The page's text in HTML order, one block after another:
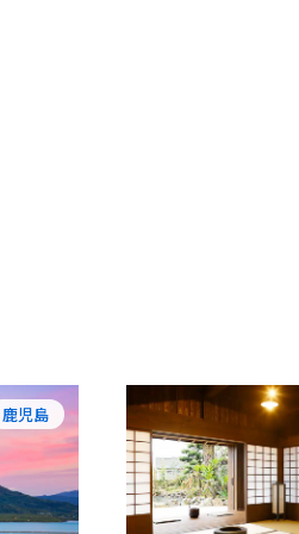
鹿児島